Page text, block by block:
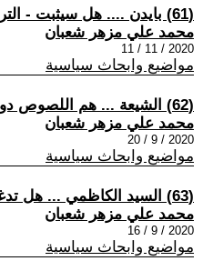
(61) بايدن .... هل سيثبت - الترامبيه-
محمد علي مزهر شعبان
2020 / 11 / 11
مواضيع وابحاث سياسية
(62) الشيعة ... هم اللصوص دون غيرهم .
محمد علي مزهر شعبان
2020 / 9 / 20
مواضيع وابحاث سياسية
(63) السيد الكاظمي ... هل تدغدغ سرًة السماء ؟
محمد علي مزهر شعبان
2020 / 9 / 16
مواضيع وابحاث سياسية